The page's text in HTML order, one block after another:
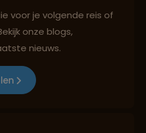
mens, cultuur en milieu
voor je volgende reis of
onze blogs,
nieuws.